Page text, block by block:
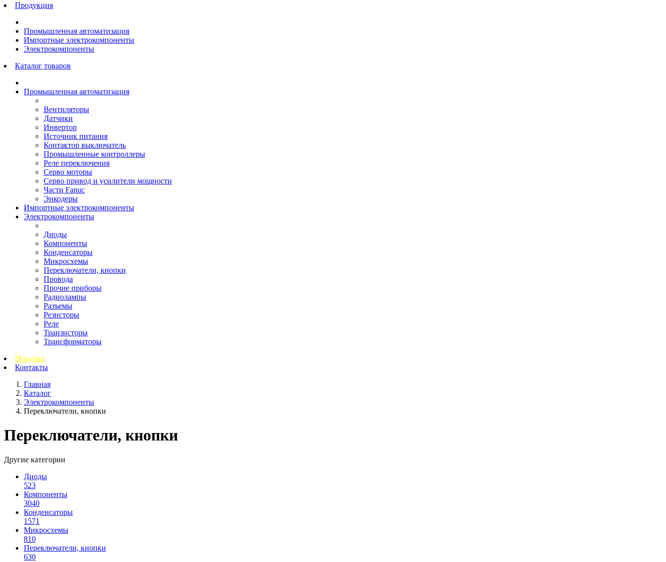
Продукция
Промышленная автоматизация
Импортные электрокомпоненты
Электрокомпоненты
Каталог товаров
Промышленная автоматизация
Вентиляторы
Датчики
Инвертор
Источник питания
Контактор выключатель
Промышленные контроллеры
Реле переключения
Серво моторы
Серво привод и усилители мощности
Части Fanuc
Энкодеры
Импортные электрокомпоненты
Электрокомпоненты
Диоды
Компоненты
Конденсаторы
Микросхемы
Переключатели, кнопки
Провода
Прочие приборы
Радиолампы
Разъемы
Резисторы
Реле
Транзисторы
Трансформаторы
Покупка
Контакты
Главная
Каталог
Электрокомпоненты
Переключатели, кнопки
Переключатели, кнопки
Другие категории
Диоды
523
Компоненты
3040
Конденсаторы
1571
Микросхемы
810
Переключатели, кнопки
630